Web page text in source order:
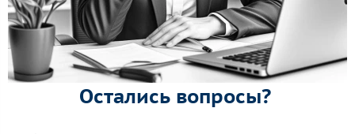
Остались вопросы?